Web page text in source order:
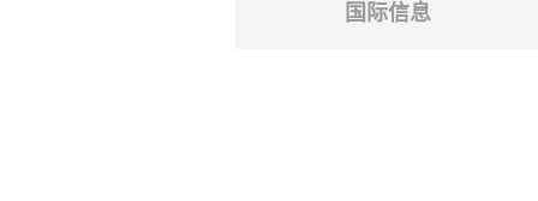
国际信息